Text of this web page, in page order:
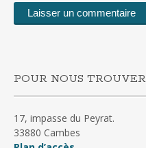
POUR NOUS TROUVER
17, impasse du Peyrat.
33880 Cambes